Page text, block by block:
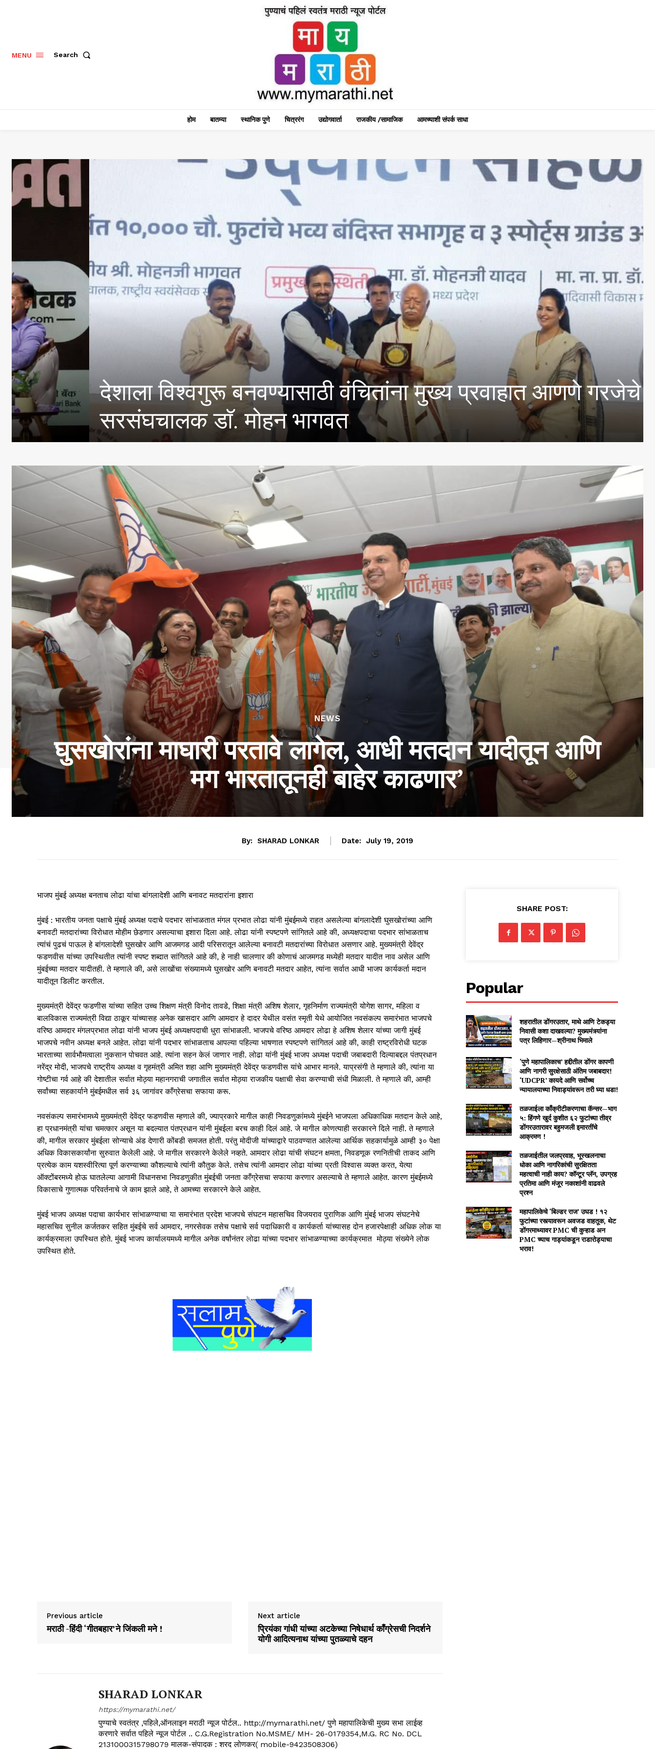
MENU Search
होम बातम्या स्थानिक पुणे चित्ररंग उद्योगवार्ता राजकीय /सामाजिक आमच्याशी संपर्क साधा
E20 पेट्रोल मधील पाण्याचे अभिसरण आणि क्लोराइडचे अस्तित्वासंबंधी
विपणन कंपन्यांनी केल्या चाचण्या
NEWS
घुसखोरांना माघारी परतावे लागेल, आधी मतदान यादीतून आणि
मग भारतातूनही बाहेर काढणार’
By: SHARAD LONKAR Date: July 19, 2019
भाजप मुंबई अध्यक्ष बनताच लोढा यांचा बांगलादेशी आणि बनावट मतदारांना इशारा
मुंबई : भारतीय जनता पक्षाचे मुंबई अध्यक्ष पदाचे पदभार सांभाळतात मंगल प्रभात लोढा यांनी मुंबईमध्ये राहत असलेल्या बांगलादेशी घुसखोरांच्या आणि
बनावटी मतदारांच्या विरोधात मोहीम छेडणार असल्याचा इशारा दिला आहे. लोढा यांनी स्पष्टपणे सांगितले आहे की, अध्यक्षपदाचा पदभार सांभाळताच
त्यांचं पुढचं पाऊल हे बांगलादेशी घुसखोर आणि आजमगड आदी परिसरातून आलेल्या बनावटी मतदारांच्या विरोधात असणार आहे. मुख्यमंत्री देवेंद्र
फडणवीस यांच्या उपस्थितीत त्यांनी स्पष्ट शब्दात सांगितले आहे की, हे नाही चालणार की कोणाचं आजमगड मध्येही मतदार यादीत नाव असेल आणि
मुंबईच्या मतदार यादीतही. ते म्हणाले की, असे लाखोंचा संख्यामध्ये घुसखोर आणि बनावटी मतदार आहेत, त्यांना सर्वात आधी भाजप कार्यकर्ता मदान
यादीतून डिलीट करतील.
मुख्यमंत्री देवेंद्र फडणीस यांच्या सहित उच्च शिक्षण मंत्री विनोद तावडे, शिक्षा मंत्री अशिष शेलार, गृहनिर्माण राज्यमंत्री योगेश सागर, महिला व
बालविकास राज्यमंत्री विद्या ठाकूर यांच्यासह अनेक खासदार आणि आमदार हे दादर येथील वसंत स्मृती येथे आयोजित नवसंकल्प समारंभात भाजपचे
वरिष्ठ आमदार मंगलप्रभात लोढा यांनी भाजप मुंबई अध्यक्षपदाची धुरा सांभाळली. भाजपचे वरिष्ठ आमदार लोढा हे अशिष शेलार यांच्या जागी मुंबई
भाजपचे नवीन अध्यक्ष बनले आहेत. लोढा यांनी पदभार सांभाळताच आपल्या पहिल्या भाषणात स्पष्टपणे सांगितलं आहे की, काही राष्ट्रविरोधी घटक
भारताच्या सार्वभौमत्वाला नुकसान पोचवत आहे. त्यांना सहन केलं जाणार नाही. लोढा यांनी मुंबई भाजप अध्यक्ष पदाची जबाबदारी दिल्याबद्दल पंतप्रधान
नरेंद्र मोदी, भाजपचे राष्ट्रीय अध्यक्ष व गृहमंत्री अमित शहा आणि मुख्यमंत्री देवेंद्र फडणवीस यांचे आभार मानले. याप्रसंगी ते म्हणाले की, त्यांना या
गोष्टीचा गर्व आहे की देशातील सर्वात मोठ्या महानगराची जगातील सर्वात मोठ्या राजकीय पक्षाची सेवा करण्याची संधी मिळाली. ते म्हणाले की, आम्ही
सर्वांच्या सहकार्याने मुंबईमधील सर्व ३६ जागांवर काँग्रेसचा सफाया करू.
नवसंकल्प समारंभामध्ये मुख्यमंत्री देवेंद्र फडणवीस म्हणाले की, ज्याप्रकारे मागील काही निवडणुकांमध्ये मुंबईने भाजपला अधिकाधिक मतदान केले आहे,
हा प्रधानमंत्री यांचा चमत्कार असून या बदल्यात पंतप्रधान यांनी मुंबईला बरच काही दिलं आहे. जे मागील कोणत्याही सरकारने दिले नाही. ते म्हणाले
की, मागील सरकार मुंबईला सोन्याचे अंड देणारी कोंबडी समजत होती. परंतु मोदीजी यांच्याद्वारे पाठवण्यात आलेल्या आर्थिक सहकार्यामुळे आम्ही ३० पेक्षा
अधिक विकासकार्यांना सुरुवात केलेली आहे. जे मागील सरकारने केलेले नव्हते. आमदार लोढा यांची संघटन क्षमता, निवडणूक रणनितीची ताकद आणि
प्रत्येक काम यशस्वीरित्या पूर्ण करण्याच्या कौशल्याचे त्यांनी कौतुक केले. तसेच त्यांनी आमदार लोढा यांच्या प्रती विश्वास व्यक्त करत, येत्या
ऑक्टोंबरमध्ये होऊ घातलेल्या आगामी विधानसभा निवडणुकीत मुंबईची जनता काँग्रेसचा सफाया करणार असल्याचे ते म्हणाले आहेत. कारण मुंबईमध्ये
विकासाचे गुणात्मक परिवर्तनाचे जे काम झाले आहे, ते आमच्या सरकारने केले आहेत.
मुंबई भाजप अध्यक्ष पदाचा कार्यभार सांभाळण्याचा या समारंभात प्रदेश भाजपचे संघटन महासचिव विजयराव पुराणिक आणि मुंबई भाजप संघटनेचे
महासचिव सुनील कर्जतकर सहित मुंबईचे सर्व आमदार, नगरसेवक तसेच पक्षाचे सर्व पदाधिकारी व कार्यकर्ता यांच्यासह दोन हजारपेक्षाही अधिक लोक या
कार्यक्रमाला उपस्थित होते. मुंबई भाजप कार्यालयमध्ये मागील अनेक वर्षांनंतर लोढा यांच्या पदभार सांभाळण्याच्या कार्यक्रमात मोठ्या संख्येने लोक
उपस्थित होते.
Previous article
मराठी -हिंदी ‘गीतबहार’ने जिंकली मने !
Next article
प्रियंका गांधी यांच्या अटकेच्या निषेधार्थ काँग्रेसची निदर्शने
योगी आदित्यनाथ यांच्या पुतळ्याचे दहन
SHARAD LONKAR
https://mymarathi.net/
पुण्याचे स्वतंत्र ,पहिले,ऑनलाइन मराठी न्यूज पोर्टल.. http://mymarathi.net/ पुणे महापालिकेची मुख्य सभा लाईव्ह
करणारे सर्वात पहिले न्यूज पोर्टल .. C.G.Registration No.MSME/ MH- 26-0179354,M.G. RC No. DCL
2131000315798079 मालक-संपादक : शरद लोणकर( mobile-9423508306)
SHARE POST:
Popular
शहरातील डोंगरउतार, माथे आणि टेकड्या
निवासी कशा दाखवल्या? मुख्यमंत्र्यांना
पत्र लिहिणार—श्रीनाथ भिमाले
‘पुणे महापालिकाच’ हद्दीतील डोंगर कापणी
आणि नागरी सुरक्षेसाठी अंतिम जबाबदार!
‘UDCPR’ कायदे आणि सर्वोच्च
न्यायालयाच्या निवाड्यांवरून तरी घ्या धडा!
तळजाईला काँक्रीटीकरणाचा कॅन्सर—भाग
५: हिंगणे खुर्द कुशीत ६२ फुटांच्या तीव्र
डोंगरउतारावर बहुमजली इमारतींचे
आक्रमण !
तळजाईतील जलप्रवाह, भूस्खलनाचा
धोका आणि नागरिकांची सुरक्षितता
महत्वाची नाही काय? कॉन्टूर प्लॅन, उपग्रह
प्रतिमा आणि मंजूर नकाशांनी वाढवले
प्रश्न
महापालिकेचे ‘बिल्डर राज’ उघड ! १२
फुटांच्या रस्त्यावरून अवजड वाहतूक, थेट
डोंगरमाथ्यावर PMC ची कुऱ्हाड अन
PMC च्याच गाड्यांकडून राडारोड्याचा
भराव!